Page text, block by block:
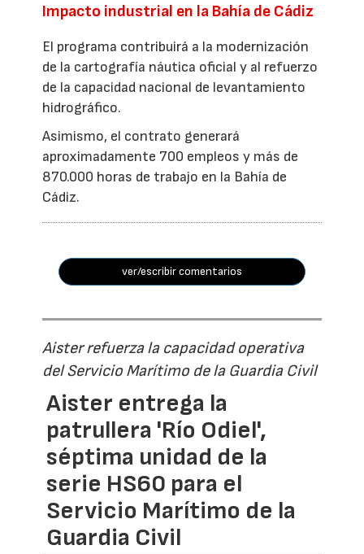
Impacto industrial en la Bahía de Cádiz
El programa contribuirá a la modernización
de la cartografía náutica oficial y al refuerzo
de la capacidad nacional de levantamiento
hidrográfico.
Asimismo, el contrato generará
aproximadamente 700 empleos y más de
870.000 horas de trabajo en la Bahía de
Cádiz.
ver/escribir comentarios
Aister refuerza la capacidad operativa
del Servicio Marítimo de la Guardia Civil
Aister entrega la
patrullera 'Río Odiel',
séptima unidad de la
serie HS60 para el
Servicio Marítimo de la
Guardia Civil